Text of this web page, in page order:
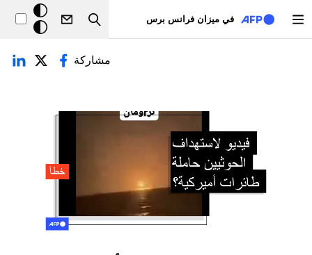
في ميزان فرانس برس
Search
خلفيّة
داكنة
التبويبات الأساسية
مشاركة